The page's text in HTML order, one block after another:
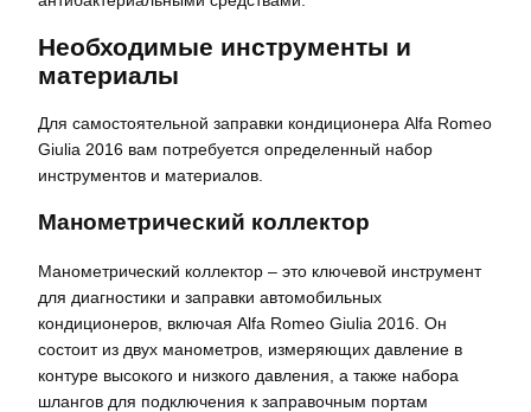
Необходимые инструменты и
материалы
Для самостоятельной заправки кондиционера Alfa Romeo
Giulia 2016 вам потребуется определенный набор
инструментов и материалов.
Манометрический коллектор
Манометрический коллектор – это ключевой инструмент
для диагностики и заправки автомобильных
кондиционеров, включая Alfa Romeo Giulia 2016. Он
состоит из двух манометров, измеряющих давление в
контуре высокого и низкого давления, а также набора
шлангов для подключения к заправочным портам